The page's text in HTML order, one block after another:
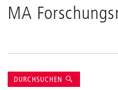
der
MA
Suche
DURCHSUCHEN